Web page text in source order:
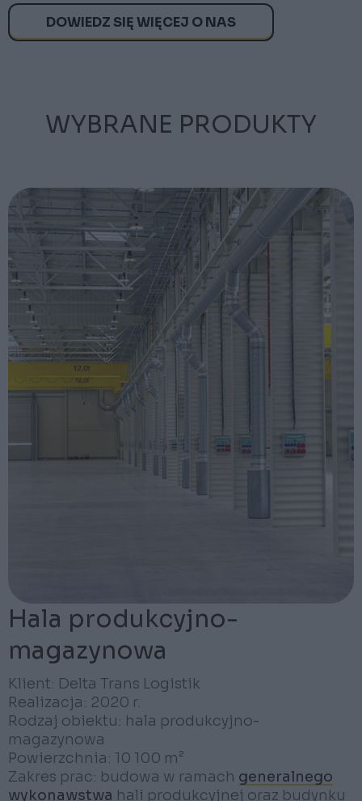
DOWIEDZ SIĘ WIĘCEJ O NAS
WYBRANE PRODUKTY
Hala produkcyjno-
magazynowa
Klient: Delta Trans Logistik
Realizacja: 2020 r.
Rodzaj obiektu: hala produkcyjno-
magazynowa
Powierzchnia: 10 100 m²
Zakres prac: budowa w ramach generalnego
wykonawstwa hali produkcyjnej oraz budynku